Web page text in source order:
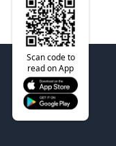
Scan code to
read on App